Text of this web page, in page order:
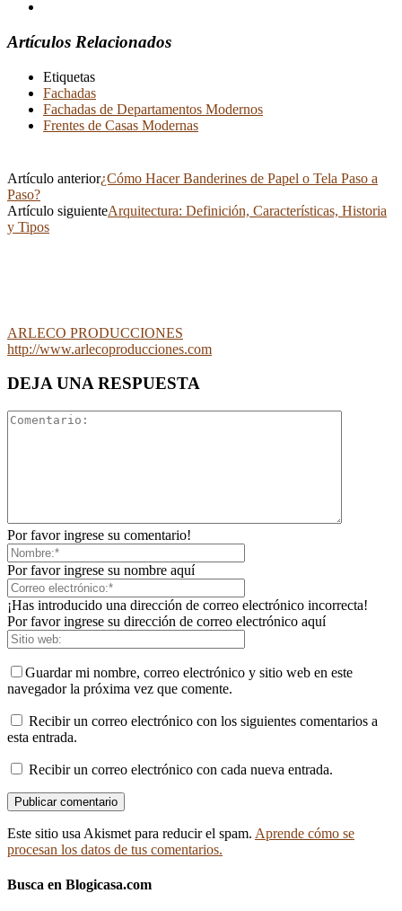
Artículos Relacionados
Etiquetas
Fachadas
Fachadas de Departamentos Modernos
Frentes de Casas Modernas
Artículo anterior¿Cómo Hacer Banderines de Papel o Tela Paso a
Paso?
Artículo siguienteArquitectura: Definición, Características, Historia
y Tipos
ARLECO PRODUCCIONES
http://www.arlecoproducciones.com
DEJA UNA RESPUESTA
Por favor ingrese su comentario!
Por favor ingrese su nombre aquí
¡Has introducido una dirección de correo electrónico incorrecta!
Por favor ingrese su dirección de correo electrónico aquí
Guardar mi nombre, correo electrónico y sitio web en este
navegador la próxima vez que comente.
Recibir un correo electrónico con los siguientes comentarios a
esta entrada.
Recibir un correo electrónico con cada nueva entrada.
Este sitio usa Akismet para reducir el spam. Aprende cómo se
procesan los datos de tus comentarios.
Busca en Blogicasa.com